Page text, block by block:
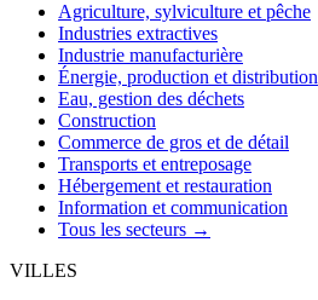
Agriculture, sylviculture et pêche
Industries extractives
Industrie manufacturière
Énergie, production et distribution
Eau, gestion des déchets
Construction
Commerce de gros et de détail
Transports et entreposage
Hébergement et restauration
Information et communication
Tous les secteurs →
VILLES